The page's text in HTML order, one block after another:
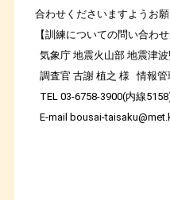
合わせくださいますようお願
【訓練についての問い合わせ
気象庁 地震火山部 地震津
調査官 古謝 植之 様 情報
TEL 03-6758-3900(内線
E-mail bousai-